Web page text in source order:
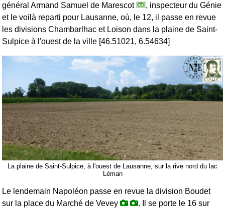
général Armand Samuel de Marescot
, inspecteur du Génie
et le voilà reparti pour Lausanne, où, le 12, il passe en revue
les divisions Chambarlhac et Loison dans la plaine de Saint-
Sulpice à l'ouest de la ville [46.51021, 6.54634]
La plaine de Saint-Sulpice, à l'ouest de Lausanne, sur la rive nord du lac
Léman
Le lendemain Napoléon passe en revue la division Boudet
sur la place du Marché de Vevey
. Il se porte le 16 sur